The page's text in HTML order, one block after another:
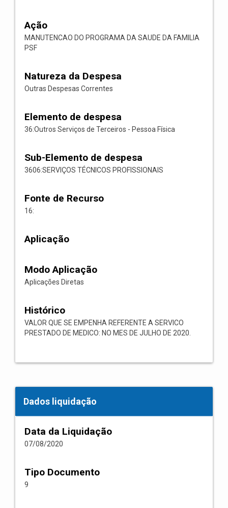
Ação
MANUTENCAO DO PROGRAMA DA SAUDE DA FAMILIA
PSF
Natureza da Despesa
Outras Despesas Correntes
Elemento de despesa
36:Outros Serviços de Terceiros - Pessoa Física
Sub-Elemento de despesa
3606:SERVIÇOS TÉCNICOS PROFISSIONAIS
Fonte de Recurso
16:
Aplicação
Modo Aplicação
Aplicações Diretas
Histórico
VALOR QUE SE EMPENHA REFERENTE A SERVICO
PRESTADO DE MEDICO: NO MES DE JULHO DE 2020.
Dados liquidação
Data da Liquidação
07/08/2020
Tipo Documento
9